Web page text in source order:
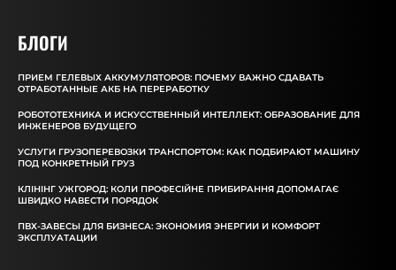
БЛОГИ
ПРИЕМ ГЕЛЕВЫХ АККУМУЛЯТОРОВ: ПОЧЕМУ ВАЖНО СДАВАТЬ
ОТРАБОТАННЫЕ АКБ НА ПЕРЕРАБОТКУ
РОБОТОТЕХНИКА И ИСКУССТВЕННЫЙ ИНТЕЛЛЕКТ: ОБРАЗОВАНИЕ ДЛЯ
ИНЖЕНЕРОВ БУДУЩЕГО
УСЛУГИ ГРУЗОПЕРЕВОЗКИ ТРАНСПОРТОМ: КАК ПОДБИРАЮТ МАШИНУ
ПОД КОНКРЕТНЫЙ ГРУЗ
КЛІНІНГ УЖГОРОД: КОЛИ ПРОФЕСІЙНЕ ПРИБИРАННЯ ДОПОМАГАЄ
ШВИДКО НАВЕСТИ ПОРЯДОК
ПВХ-ЗАВЕСЫ ДЛЯ БИЗНЕСА: ЭКОНОМИЯ ЭНЕРГИИ И КОМФОРТ
ЭКСПЛУАТАЦИИ